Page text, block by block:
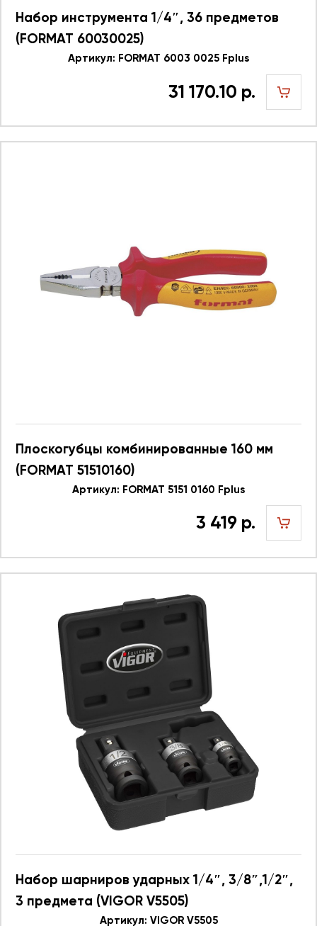
Набор инструмента 1/4″, 36 предметов
(FORMAT 60030025)
Артикул: FORMAT 6003 0025 Fplus
31 170.10 р.
Плоскогубцы комбинированные 160 мм
(FORMAT 51510160)
Артикул: FORMAT 5151 0160 Fplus
3 419 р.
Набор шарниров ударных 1/4″, 3/8″,1/2″,
3 предмета (VIGOR V5505)
Артикул: VIGOR V5505